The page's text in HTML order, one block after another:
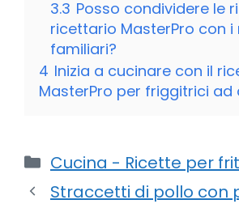
3.3 Posso condividere le
ricettario MasterPro con i
familiari?
4 Inizia a cucinare con il
MasterPro per friggitrici ad
Categorie
Cucina - Ricette per
Straccetti di pollo con